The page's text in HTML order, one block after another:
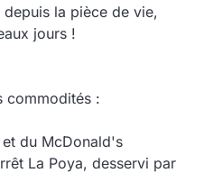
la pièce de vie,
jours !
commodités :
du McDonald's
La Poya, desservi par